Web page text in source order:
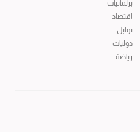
برلمانيات
اقتصاد
توابل
دوليات
رياضة